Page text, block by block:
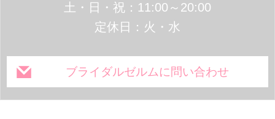
土・日・祝：11:00～20:00
定休日：火・水
ブライダルゼルムに問い合わせ